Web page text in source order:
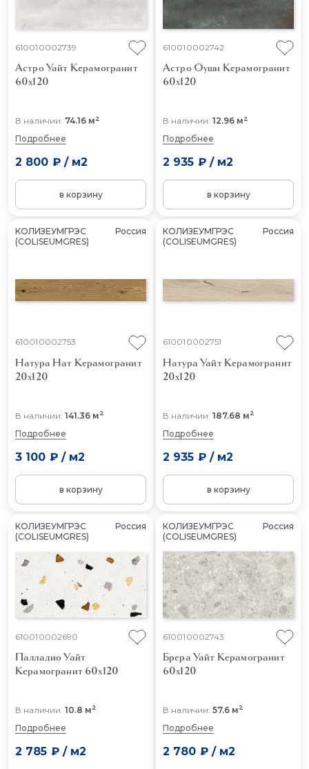
610010002739
Астро Уайт Керамогранит
60x120
В наличии: 74.16 м2
Подробнее
2 800 ₽/ м2
в корзину
610010002742
Астро Оушн Керамогранит
60x120
В наличии: 12.96 м2
Подробнее
2 935 ₽/ м2
в корзину
КОЛИЗЕУМГРЭС
(COLISEUMGRES)
Россия
610010002753
Натура Нат Керамогранит
20x120
В наличии: 141.36 м2
Подробнее
3 100 ₽/ м2
в корзину
КОЛИЗЕУМГРЭС
(COLISEUMGRES)
Россия
610010002751
Натура Уайт Керамогранит
20x120
В наличии: 187.68 м2
Подробнее
2 935 ₽/ м2
в корзину
КОЛИЗЕУМГРЭС
(COLISEUMGRES)
Россия
610010002690
Палладио Уайт
Керамогранит 60x120
В наличии: 10.8 м2
Подробнее
2 785 ₽/ м2
КОЛИЗЕУМГРЭС
(COLISEUMGRES)
Россия
610010002743
Брера Уайт Керамогранит
60x120
В наличии: 57.6 м2
Подробнее
2 780 ₽/ м2